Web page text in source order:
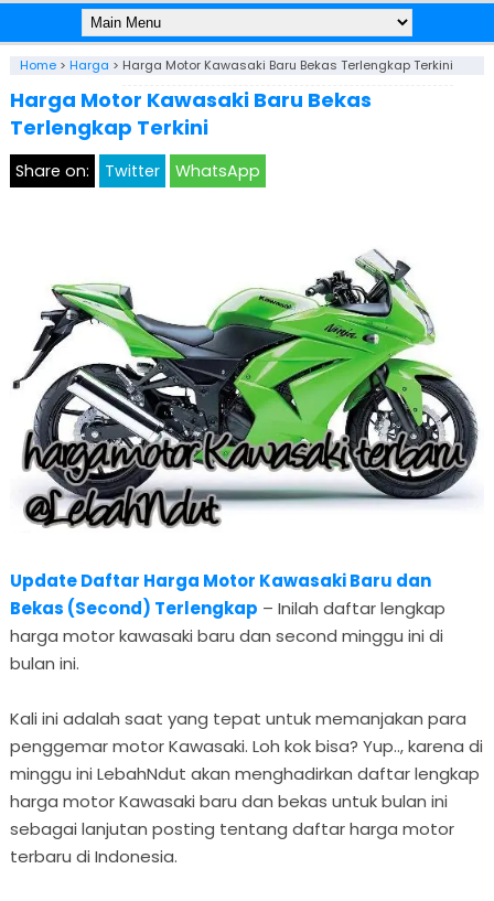
Home> Harga > Harga Motor Kawasaki Baru Bekas Terlengkap Terkini
Harga Motor Kawasaki Baru Bekas
Terlengkap Terkini
Share on: Twitter WhatsApp
Update Daftar Harga Motor Kawasaki Baru dan
Bekas (Second) Terlengkap – Inilah daftar lengkap
harga motor kawasaki baru dan second minggu ini di
bulan ini.
Kali ini adalah saat yang tepat untuk memanjakan para
penggemar motor Kawasaki. Loh kok bisa? Yup.., karena di
minggu ini LebahNdut akan menghadirkan daftar lengkap
harga motor Kawasaki baru dan bekas untuk bulan ini
sebagai lanjutan posting tentang daftar harga motor
terbaru di Indonesia.